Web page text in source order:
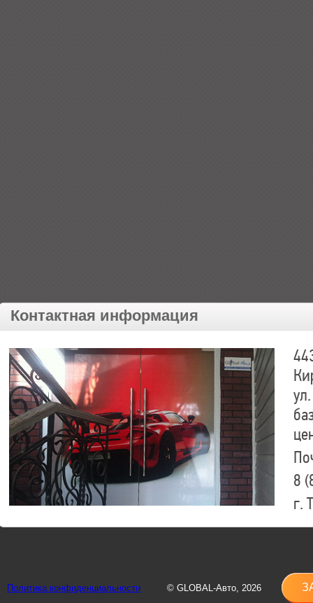
Контактная информация
8
г.
8
Политика конфиденциальности © GLOBAL-Авто, 2026